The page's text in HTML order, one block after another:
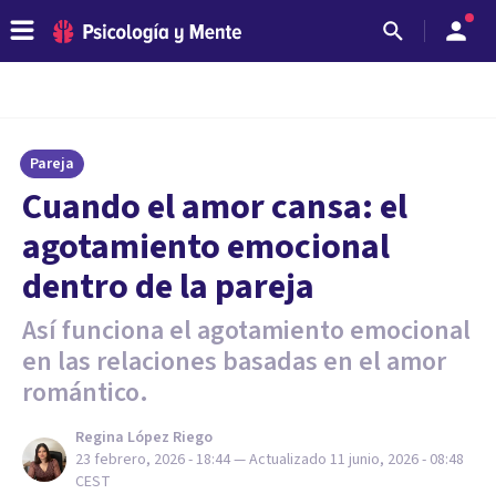
Pareja
Cuando el amor cansa: el
agotamiento emocional
dentro de la pareja
Así funciona el agotamiento emocional
en las relaciones basadas en el amor
romántico.
Regina López Riego
23 febrero, 2026 - 18:44— Actualizado 11 junio, 2026 - 08:48
CEST